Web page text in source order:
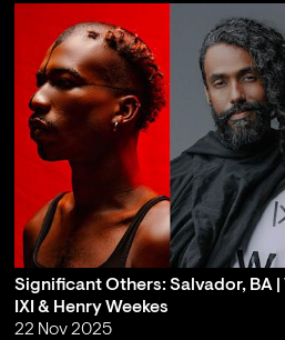
Significant Others: Salvador, BA |
IXI & Henry Weekes
22 Nov 2025